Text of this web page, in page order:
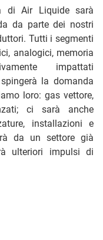
di Air Liquide sarà
da parte dei nostri
Tutti i segmenti
analogici, memoria
impattati
la domanda
loro: gas vettore,
ci sarà anche
installazioni e
da un settore già
ulteriori impulsi di